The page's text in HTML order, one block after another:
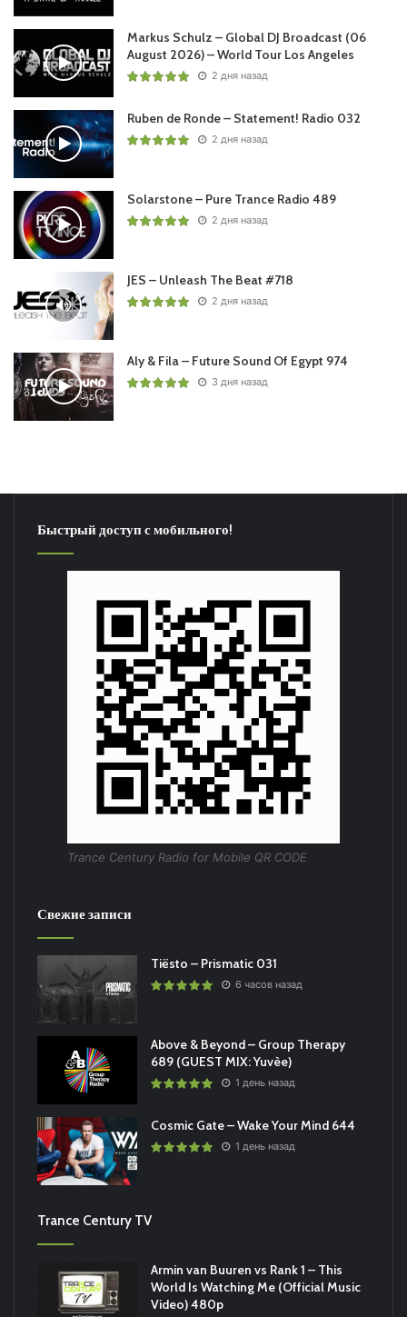
Markus Schulz – Global DJ Broadcast (06
August 2026) – World Tour Los Angeles
2 дня назад
Ruben de Ronde – Statement! Radio 032
2 дня назад
Solarstone – Pure Trance Radio 489
2 дня назад
JES – Unleash The Beat #718
2 дня назад
Aly & Fila – Future Sound Of Egypt 974
3 дня назад
Быстрый доступ с мобильного!
Trance Century Radio for Mobile QR CODE
Свежие записи
Tiësto – Prismatic 031
6 часов назад
Above & Beyond – Group Therapy
689 (GUEST MIX: Yuvèe)
1 день назад
Cosmic Gate – Wake Your Mind 644
1 день назад
Trance Century TV
Armin van Buuren vs Rank 1 – This
World Is Watching Me (Official Music
Video) 480p